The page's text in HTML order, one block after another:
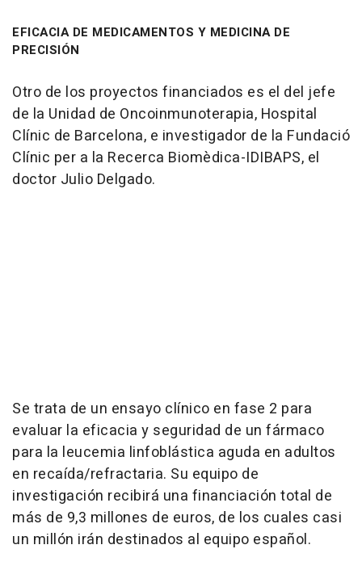
EFICACIA DE MEDICAMENTOS Y MEDICINA DE
PRECISIÓN
Otro de los proyectos financiados es el del jefe
de la Unidad de Oncoinmunoterapia, Hospital
Clínic de Barcelona, e investigador de la Fundació
Clínic per a la Recerca Biomèdica-IDIBAPS, el
doctor Julio Delgado.
Se trata de un ensayo clínico en fase 2 para
evaluar la eficacia y seguridad de un fármaco
para la leucemia linfoblástica aguda en adultos
en recaída/refractaria. Su equipo de
investigación recibirá una financiación total de
más de 9,3 millones de euros, de los cuales casi
un millón irán destinados al equipo español.